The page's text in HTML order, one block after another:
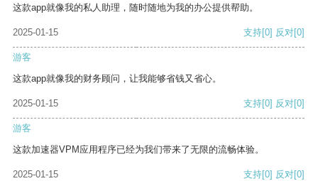
这款app就像我的私人助理，随时随地为我的办公提供帮助。
2025-01-15 支持[0] 反对[0]
游客
这款app就像我的财务顾问，让我能够省钱又省心。
2025-01-15 支持[0] 反对[0]
游客
这款加速器VPM应用程序已经为我们带来了无限的流畅体验。
2025-01-15 支持[0] 反对[0]